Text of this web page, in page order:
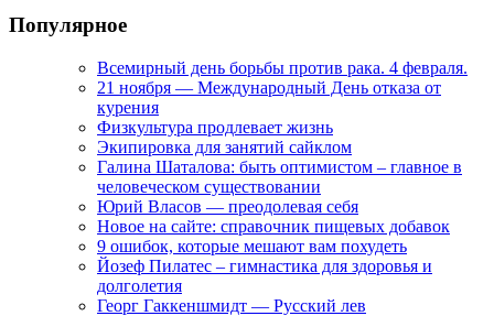
Популярное
Всемирный день борьбы против рака. 4 февраля.
21 ноября — Международный День отказа от
курения
Физкультура продлевает жизнь
Экипировка для занятий сайклом
Галина Шаталова: быть оптимистом – главное в
человеческом существовании
Юрий Власов — преодолевая себя
Новое на сайте: справочник пищевых добавок
9 ошибок, которые мешают вам похудеть
Йозеф Пилатес – гимнастика для здоровья и
долголетия
Георг Гаккеншмидт — Русский лев